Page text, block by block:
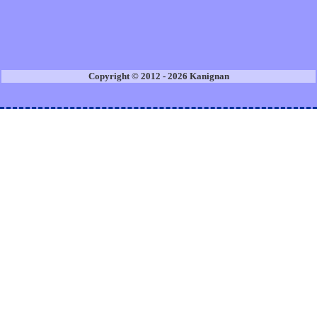
Copyright © 2012 - 2026 Kanignan